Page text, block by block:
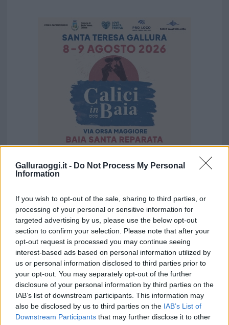
Galluraoggi.it - Do Not Process My Personal
Information
If you wish to opt-out of the sale, sharing to third parties, or
processing of your personal or sensitive information for
targeted advertising by us, please use the below opt-out
section to confirm your selection. Please note that after your
opt-out request is processed you may continue seeing
interest-based ads based on personal information utilized by
us or personal information disclosed to third parties prior to
your opt-out. You may separately opt-out of the further
disclosure of your personal information by third parties on the
IAB’s list of downstream participants. This information may
also be disclosed by us to third parties on the IAB’s List of
Downstream Participants that may further disclose it to other
Vuoi rimuovere le pubblicità nazionali?
Puoi abbonarti asoli € 1,10 al mese
cliccandoqui
Sei già abbonato?
Puoi effettuare l'accesso andando nella
sezione Login dal menù del sito o
cliccandoqui